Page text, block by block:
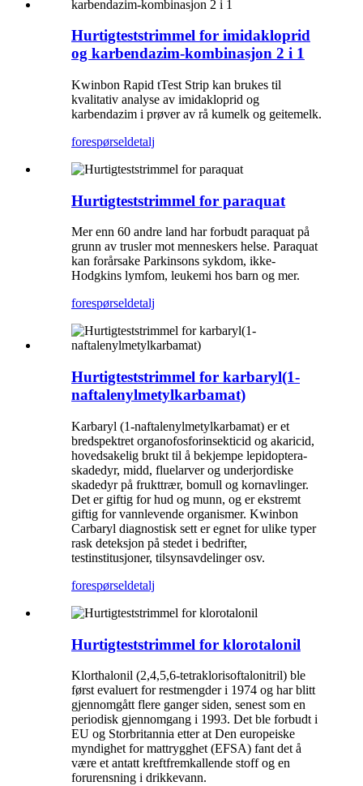
Hurtigteststrimmel for imidakloprid
og karbendazim-kombinasjon 2 i 1
Kwinbon Rapid tTest Strip kan brukes til
kvalitativ analyse av imidakloprid og
karbendazim i prøver av rå kumelk og geitemelk.
forespørseldetalj
Hurtigteststrimmel for paraquat
Mer enn 60 andre land har forbudt paraquat på
grunn av trusler mot menneskers helse. Paraquat
kan forårsake Parkinsons sykdom, ikke-
Hodgkins lymfom, leukemi hos barn og mer.
forespørseldetalj
Hurtigteststrimmel for karbaryl(1-
naftalenylmetylkarbamat)
Karbaryl (1-naftalenylmetylkarbamat) er et
bredspektret organofosforinsekticid og akaricid,
hovedsakelig brukt til å bekjempe lepidoptera-
skadedyr, midd, fluelarver og underjordiske
skadedyr på frukttrær, bomull og kornavlinger.
Det er giftig for hud og munn, og er ekstremt
giftig for vannlevende organismer. Kwinbon
Carbaryl diagnostisk sett er egnet for ulike typer
rask deteksjon på stedet i bedrifter,
testinstitusjoner, tilsynsavdelinger osv.
forespørseldetalj
Hurtigteststrimmel for klorotalonil
Klorthalonil (2,4,5,6-tetraklorisoftalonitril) ble
først evaluert for restmengder i 1974 og har blitt
gjennomgått flere ganger siden, senest som en
periodisk gjennomgang i 1993. Det ble forbudt i
EU og Storbritannia etter at Den europeiske
myndighet for mattrygghet (EFSA) fant det å
være et antatt kreftfremkallende stoff og en
forurensning i drikkevann.